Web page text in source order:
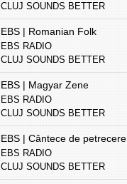
CLUJ SOUNDS BETTER
EBS | Romanian Folk
EBS RADIO
CLUJ SOUNDS BETTER
EBS | Magyar Zene
EBS RADIO
CLUJ SOUNDS BETTER
EBS | Cântece de petrecere
EBS RADIO
CLUJ SOUNDS BETTER